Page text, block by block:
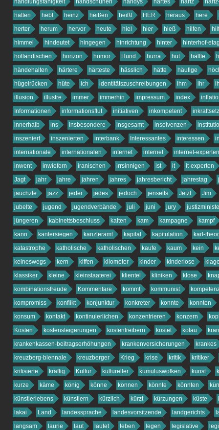
handlungsfähigkeit handschuhen handys hartes hartz
hatten
hebt heinz heißen heißt HER heraus here
herter
herum hervor heute hiel hier hieß hilfen
himmel
hindeutet hingegen hinrichtung hinter
hinterhof-
holländischen
horizon humor Hund hurra hut hälfte
händehalten
härtere härteste hässlich hätte häufige
hügelrücken
hüte ich identitätszuschreibungen ihm ihr
illusion
illustre immer immerhin impressum index
Informationen
informationsflut initiativen inkompetent
innerhalb
ins insbesondere insgesamt insolvenzen
inszeniert
inszenierten interbank Interessantes interessen
internationale
internationalen internet internet
internet-experten
inwent
inwiefern iranischen irrsinnigen ist it
it-experten
Jagt
jahr jahre jahren jahres jahresbericht jahrestag
jauchzte
jazz jeder jedes jedoch jenseits Jetzt
Jim
jubelte
jugend jugendverbände juli juni jury
jüngeren
kabinettsbeschluss kalten kam kampagne
kampf
kann
kantersiegen kanzleramt kapital kapitulation
karl-
katastrophe
katholische katholischen kaufe kaum kein
keineswegs
kern kiffen kilometer kinder kinderlose
klassiker
kleine kleinstaaterei klientel kliniken klose
kombinationsfreude
Kommentare kommt kommunist
kompromiss
konflikt konjunktur konkreter konnte
konnten
konsum
kontakt kontinuierlichen konzentrieren konzern
Kosten
kostensteigerungen kostentreibern kostet kotau
krankenkassen-beitragserhöhungen
krankenversicherungen
krankes
kreuzberg-biennale
kreuzberger Krieg krise kritik
kritiker
kritisierte
kräftig Kultur kultureller kumuluswolken kunst
kurze
käme könig könne können könnte könnten
künstlerlebens
künstlern kürzlich kürzt kürzungen küste
lakai
Land landessprache landesvorsitzende landgerichts
langsam
laurie laut lautet leben legen legislative